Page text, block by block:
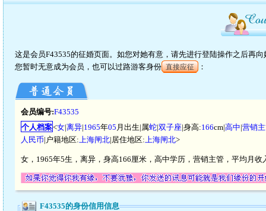
这是会员F43535的征婚页面。如您对她有意，请先进行登陆操作之后再
您暂时无意成为会员，也可以过路游客身份 直接应征 ：
会员编号:F43535
个人档案<女|离异|1965年05 月出生|属蛇|双子座|身高:166cm|高中|营销
人民币|户籍地区:上海闸北|居住地区:上海闸北>
女，1965年5生，离异，身高166厘米，高中学历，营销主管，平均月
F43535的身份信用信息